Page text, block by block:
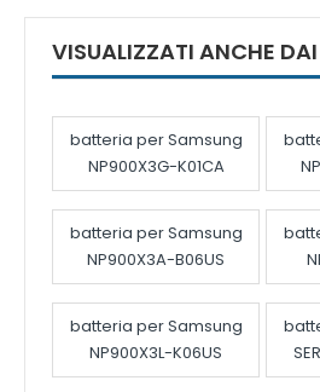
VISUALIZZATI ANCHE
batteria per Samsung
NP900X3G-K01CA
batteria per Samsung
NP900X3A-B06US
batteria per Samsung
NP900X3L-K06US